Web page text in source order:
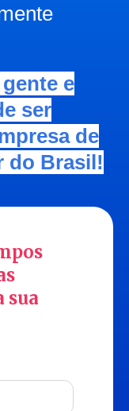
e
ser
de
do Brasil!
sua